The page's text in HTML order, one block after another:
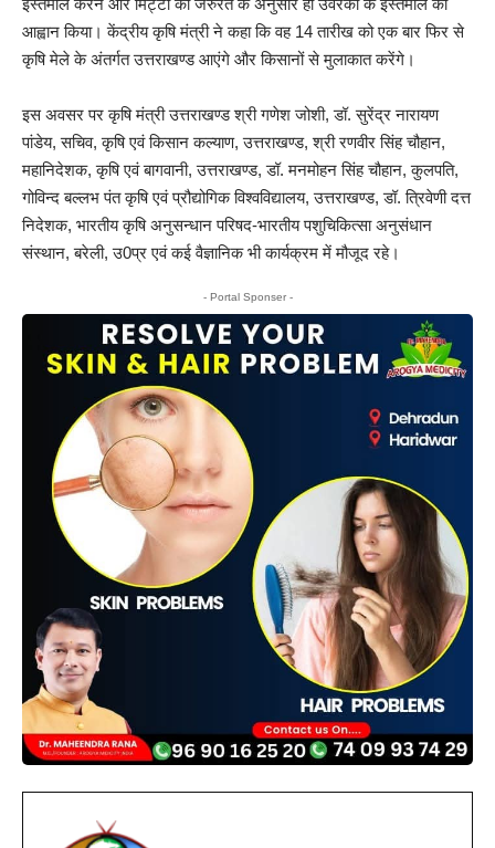
इस्तेमाल करने और मिट्टी की जरुरत के अनुसार ही उर्वरकों के इस्तेमाल का
आह्वान किया। केंद्रीय कृषि मंत्री ने कहा कि वह 14 तारीख को एक बार फिर से
कृषि मेले के अंतर्गत उत्तराखण्ड आएंगे और किसानों से मुलाकात करेंगे।
इस अवसर पर कृषि मंत्री उत्तराखण्ड श्री गणेश जोशी, डॉ. सुरेंद्र नारायण
पांडेय, सचिव, कृषि एवं किसान कल्याण, उत्तराखण्ड, श्री रणवीर सिंह चौहान,
महानिदेशक, कृषि एवं बागवानी, उत्तराखण्ड, डॉ. मनमोहन सिंह चौहान, कुलपति,
गोविन्द बल्लभ पंत कृषि एवं प्रौद्योगिक विश्वविद्यालय, उत्तराखण्ड, डॉ. त्रिवेणी दत्त
निदेशक, भारतीय कृषि अनुसन्धान परिषद-भारतीय पशुचिकित्सा अनुसंधान
संस्थान, बरेली, उ0प्र एवं कई वैज्ञानिक भी कार्यक्रम में मौजूद रहे।
- Portal Sponser -